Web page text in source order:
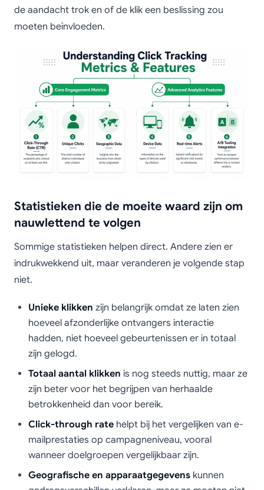
de aandacht trok en of de klik een beslissing zou
moeten beïnvloeden.
Statistieken die de moeite waard zijn om
nauwlettend te volgen
Sommige statistieken helpen direct. Andere zien er
indrukwekkend uit, maar veranderen je volgende stap
niet.
Unieke klikken zijn belangrijk omdat ze laten zien
hoeveel afzonderlijke ontvangers interactie
hadden, niet hoeveel gebeurtenissen er in totaal
zijn gelogd.
Totaal aantal klikken is nog steeds nuttig, maar ze
zijn beter voor het begrijpen van herhaalde
betrokkenheid dan voor bereik.
Click-through rate helpt bij het vergelijken van e-
mailprestaties op campagneniveau, vooral
wanneer doelgroepen vergelijkbaar zijn.
Geografische en apparaatgegevens kunnen